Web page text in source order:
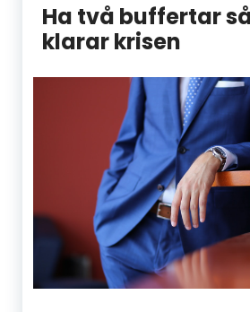
Ha två buffertar
klarar krisen